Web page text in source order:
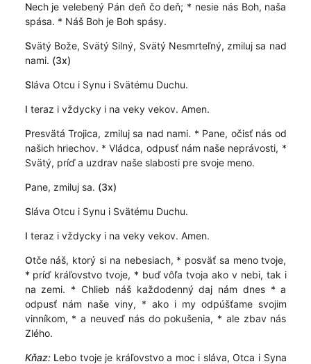
Nech je velebený Pán deň čo deň; * nesie nás Boh, naša
spása. * Náš Boh je Boh spásy.
Svätý Bože, Svätý Silný, Svätý Nesmrteľný, zmiluj sa nad
nami. (3x)
Sláva Otcu i Synu i Svätému Duchu.
I teraz i vždycky i na veky vekov. Amen.
Presvätá Trojica, zmiluj sa nad nami. * Pane, očisť nás od
našich hriechov. * Vládca, odpusť nám naše neprávosti, *
Svätý, príď a uzdrav naše slabosti pre svoje meno.
Pane, zmiluj sa. (3x)
Sláva Otcu i Synu i Svätému Duchu.
I teraz i vždycky i na veky vekov. Amen.
Otče náš, ktorý si na nebesiach, * posväť sa meno tvoje,
* príď kráľovstvo tvoje, * buď vôľa tvoja ako v nebi, tak i
na zemi. * Chlieb náš každodenný daj nám dnes * a
odpusť nám naše viny, * ako i my odpúšťame svojim
vinníkom, * a neuveď nás do pokušenia, * ale zbav nás
Zlého.
Kňaz:Lebo tvoje je kráľovstvo a moc i sláva, Otca i Syna